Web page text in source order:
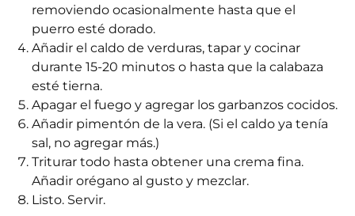
removiendo ocasionalmente hasta que el
puerro esté dorado.
Añadir el caldo de verduras, tapar y cocinar
durante 15-20 minutos o hasta que la calabaza
esté tierna.
Apagar el fuego y agregar los garbanzos cocidos.
Añadir pimentón de la vera. (Si el caldo ya tenía
sal, no agregar más.)
Triturar todo hasta obtener una crema fina.
Añadir orégano al gusto y mezclar.
Listo. Servir.